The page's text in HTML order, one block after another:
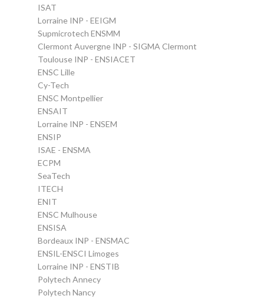
ISAT
Lorraine INP - EEIGM
Supmicrotech ENSMM
Clermont Auvergne INP - SIGMA Clermont
Toulouse INP - ENSIACET
ENSC Lille
Cy-Tech
ENSC Montpellier
ENSAIT
Lorraine INP - ENSEM
ENSIP
ISAE - ENSMA
ECPM
SeaTech
ITECH
ENIT
ENSC Mulhouse
ENSISA
Bordeaux INP - ENSMAC
ENSIL-ENSCI Limoges
Lorraine INP - ENSTIB
Polytech Annecy
Polytech Nancy